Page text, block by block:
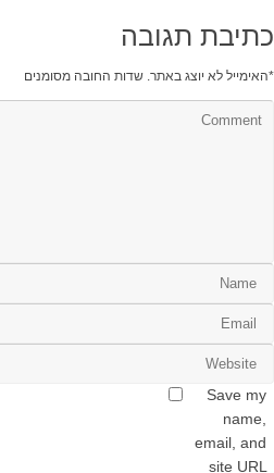
כתיבת תגובה
האימייל לא יוצג באתר. שדות החובה מסומנים *
Save my
name,
email, and
site URL